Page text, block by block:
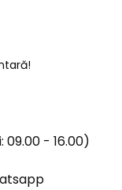
09.00 - 16.00)